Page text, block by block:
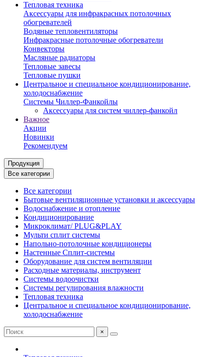
Тепловая техника
Аксессуары для инфракрасных потолочных
обогревателей
Водяные тепловентиляторы
Инфракрасные потолочные обогреватели
Конвекторы
Масляные радиаторы
Тепловые завесы
Тепловые пушки
Центральное и специальное кондиционирование,
холодоснабжение
Системы Чиллер-Фанкойлы
Аксессуары для систем чиллер-фанкойл
Важное
Акции
Новинки
Рекомендуем
Продукция
Все категории
Все категории
Бытовые вентиляционные установки и аксессуары
Водоснабжение и отопление
Кондиционирование
Микроклимат/ PLUG&PLAY
Мульти сплит системы
Напольно-потолочные кондиционеры
Настенные Сплит-системы
Оборудование для систем вентиляции
Расходные материалы, инструмент
Системы водоочистки
Системы регулирования влажности
Тепловая техника
Центральное и специальное кондиционирование,
холодоснабжение
×